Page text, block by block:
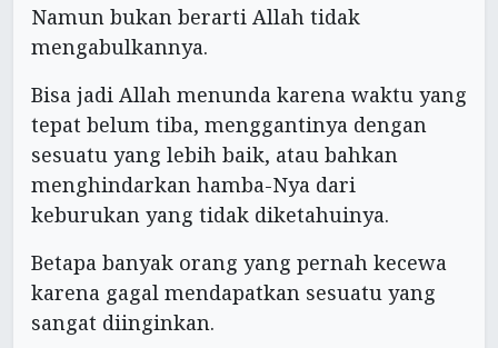
Namun bukan berarti Allah tidak
mengabulkannya.
Bisa jadi Allah menunda karena waktu yang
tepat belum tiba, menggantinya dengan
sesuatu yang lebih baik, atau bahkan
menghindarkan hamba-Nya dari
keburukan yang tidak diketahuinya.
Betapa banyak orang yang pernah kecewa
karena gagal mendapatkan sesuatu yang
sangat diinginkan.